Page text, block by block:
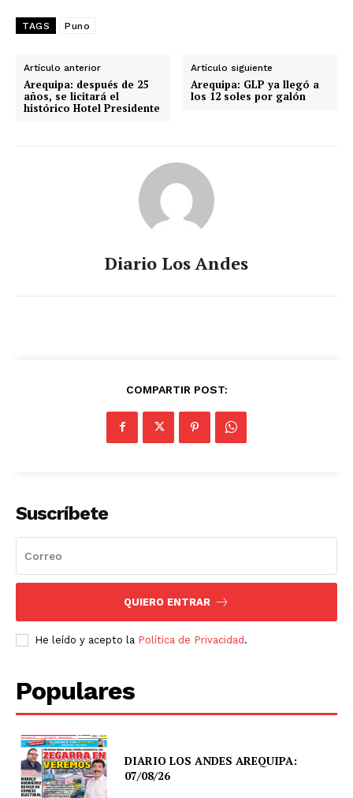
TAGS Puno
Artículo anterior
Arequipa: después de 25
años, se licitará el
histórico Hotel Presidente
Artículo siguiente
Arequipa: GLP ya llegó a
los 12 soles por galón
Diario Los Andes
COMPARTIR POST:
Suscríbete
QUIERO ENTRAR
He leído y acepto la Política de Privacidad.
Populares
DIARIO LOS ANDES AREQUIPA:
07/08/26